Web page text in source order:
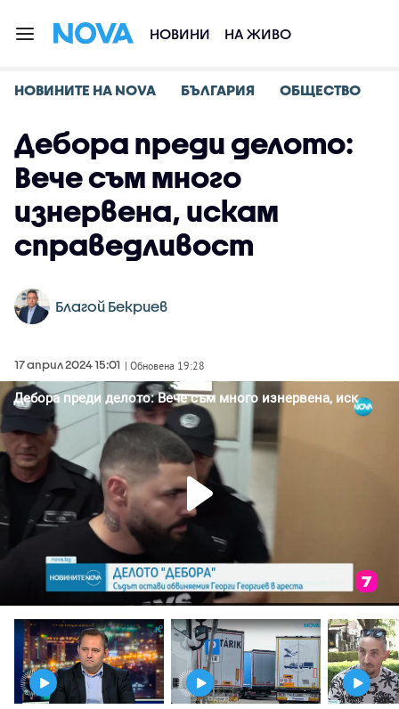
НОВИНИ НА ЖИВО
НОВИНИТЕ НА NOVA БЪЛГАРИЯ ОБЩЕСТВО
Дебора преди делото:
Вече съм много
изнервена, искам
справедливост
Благой Бекриев
17 април 2024 15:01 | Обновена 19:28